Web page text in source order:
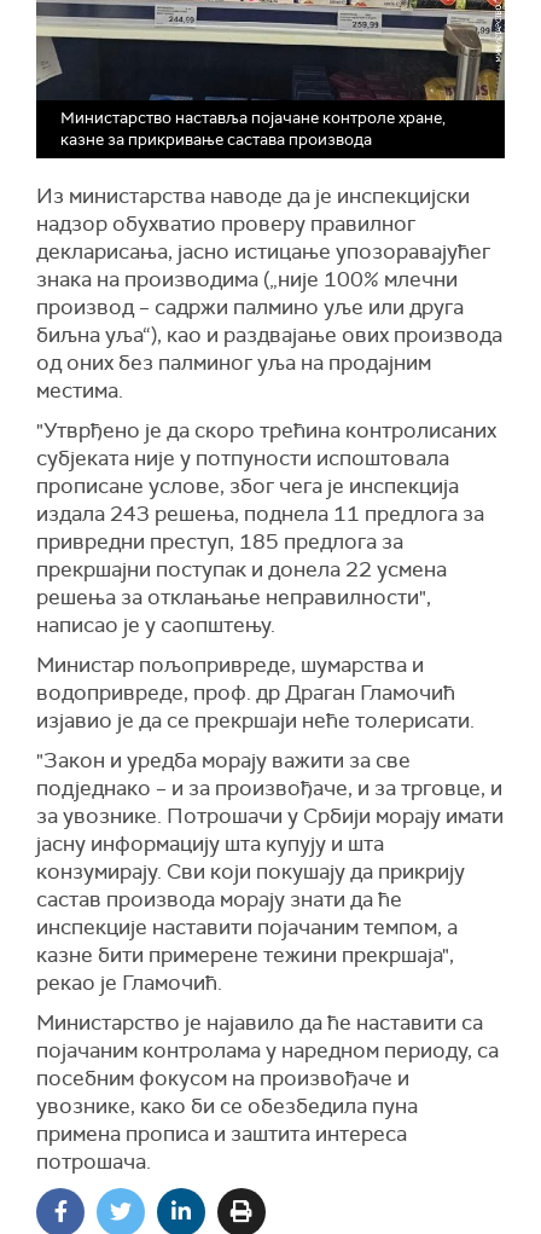
Министарство наставља појачане контроле хране,
казне за прикривање састава производа
Из министарства наводе да је инспекцијски
надзор обухватио проверу правилног
декларисања, јасно истицање упозоравајућег
знака на производима („није 100% млечни
производ – садржи палмино уље или друга
биљна уља“), као и раздвајање ових производа
од оних без палминог уља на продајним
местима.
"Утврђено је да скоро трећина контролисаних
субјеката није у потпуности испоштовала
прописане услове, због чега је инспекција
издала 243 решења, поднела 11 предлога за
привредни преступ, 185 предлога за
прекршајни поступак и донела 22 усмена
решења за отклањање неправилности",
написао је у саопштењу.
Министар пољопривреде, шумарства и
водопривреде, проф. др Драган Гламочић
изјавио је да се прекршаји неће толерисати.
"Закон и уредба морају важити за све
подједнако – и за произвођаче, и за трговце, и
за увознике. Потрошачи у Србији морају имати
јасну информацију шта купују и шта
конзумирају. Сви који покушају да прикрију
састав производа морају знати да ће
инспекције наставити појачаним темпом, а
казне бити примерене тежини прекршаја",
рекао је Гламочић.
Министарство је најавило да ће наставити са
појачаним контролама у наредном периоду, са
посебним фокусом на произвођаче и
увознике, како би се обезбедила пуна
примена прописа и заштита интереса
потрошача.